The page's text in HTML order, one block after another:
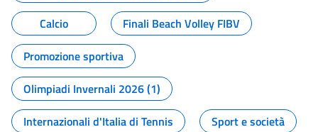
Calcio
Finali Beach Volley FIBV
Promozione sportiva
Olimpiadi Invernali 2026 (1)
Internazionali d'Italia di Tennis
Sport e società